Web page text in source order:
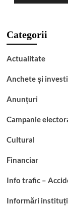
Categorii
Actualitate
Anchete și
Anunțuri
Campanie
Cultural
Financiar
Info trafic –
Informări